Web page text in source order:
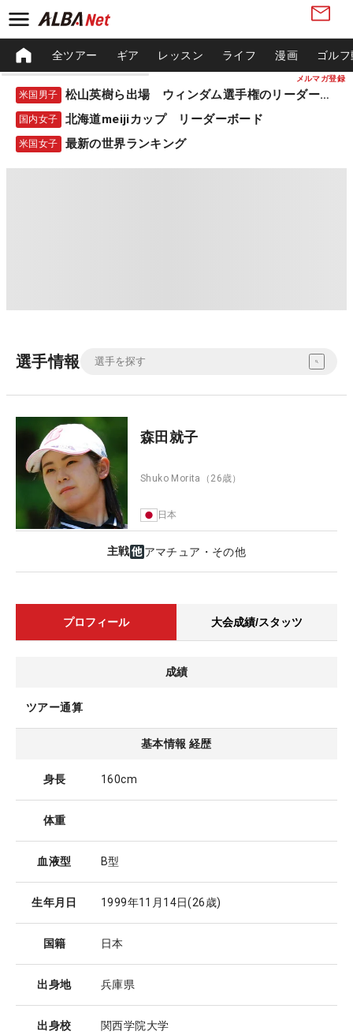
メルマガ登録
全ツアー ギア レッスン ライフ 漫画 ゴル
米国男子 松山英樹ら出場 ウィンダム選手権のリーダーボード
国内女子 北海道meijiカップ リーダーボード
米国女子 最新の世界ランキング
選手情報
森田就子
Shuko Morita （26歳）
日本
主戦 アマチュア・その他
プロフィール 大会成績/スタッツ
成績
ツアー通算
基本情報 経歴
身長 160cm
体重
血液型 B型
生年月日 1999年11月14日(26歳)
国籍 日本
出身地 兵庫県
出身校 関西学院大学